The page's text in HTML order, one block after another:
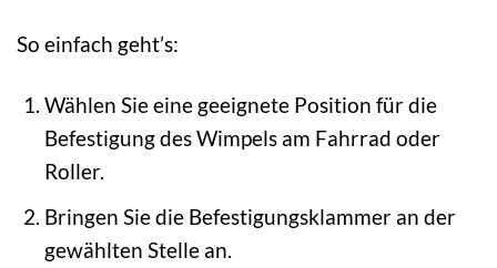
So einfach geht’s:
Wählen Sie eine geeignete Position für die
Befestigung des Wimpels am Fahrrad oder
Roller.
Bringen Sie die Befestigungsklammer an der
gewählten Stelle an.